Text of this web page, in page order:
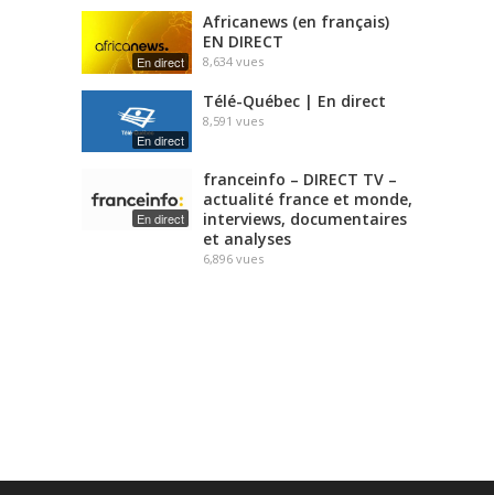
En direct
Africanews (en français)
EN DIRECT
8,634 vues
En direct
Télé-Québec | En direct
8,591 vues
En direct
franceinfo – DIRECT TV –
actualité france et monde,
interviews, documentaires
et analyses
6,896 vues